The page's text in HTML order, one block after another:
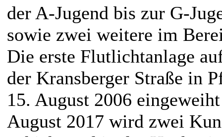
der A-Jugend bis zur G-
sowie zwei weitere im
Die erste Flutlichtanlage
der Kransberger Straße in
15. August 2006
August 2017 wird zwei